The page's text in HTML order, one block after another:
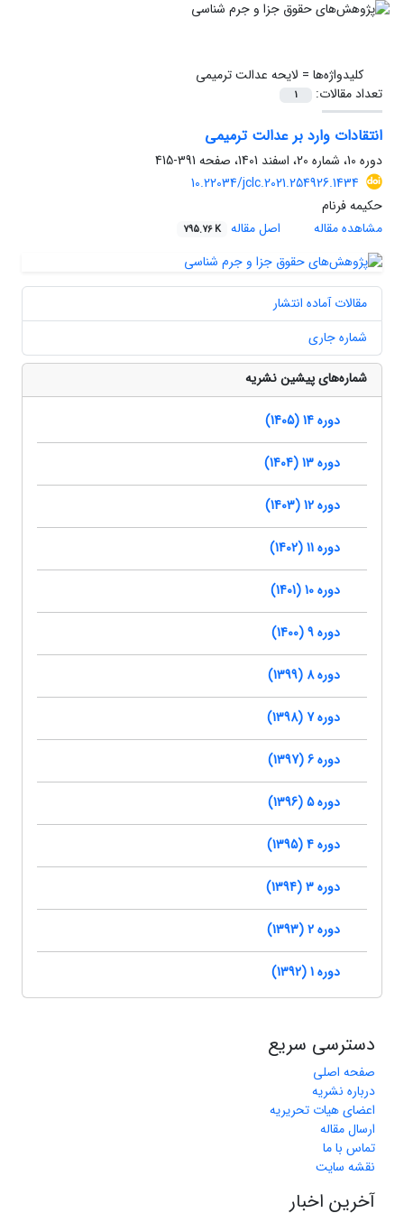
کلیدواژه‌ها = لایحه عدالت ترمیمی
تعداد مقالات:
1
انتقادات وارد بر عدالت ترمیمی
دوره 10، شماره 20، اسفند 1401، صفحه
391-415
10.22034/jclc.2021.254926.1434
حکیمه فرنام
مشاهده مقاله
اصل مقاله 795.76 K
مقالات آماده انتشار
شماره جاری
شماره‌های پیشین نشریه
دوره 14 (1405)
دوره 13 (1404)
دوره 12 (1403)
دوره 11 (1402)
دوره 10 (1401)
دوره 9 (1400)
دوره 8 (1399)
دوره 7 (1398)
دوره 6 (1397)
دوره 5 (1396)
دوره 4 (1395)
دوره 3 (1394)
دوره 2 (1393)
دوره 1 (1392)
دسترسی سریع
صفحه اصلی
درباره نشریه
اعضای هیات تحریریه
ارسال مقاله
تماس با ما
نقشه سایت
آخرین اخبار